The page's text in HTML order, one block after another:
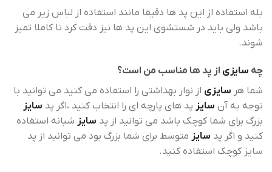
بله استفاده از این پد ها دقیقا مانند استفاده از لباس زیر می
باشد ولی باید در شستشوی این پد ها نیز دقت کرد تا کاملا تمیز
شوند.
چه سایزی از پد ها مناسب من است؟
شما هر سایزی از نوار بهداشتی را استفاده می کنید می توانید با
توجه به آن سایز پد های پارچه ای را انتخاب کنید ،اگر پد سایز
بزرگ برای شما کوچک باشد می توانید از پد سایز شبانه استفاده
کنید و اگر پد سایز متوسط برای شما بزرگ بود می توانید از پد
سایز کوچک استفاده کنید.